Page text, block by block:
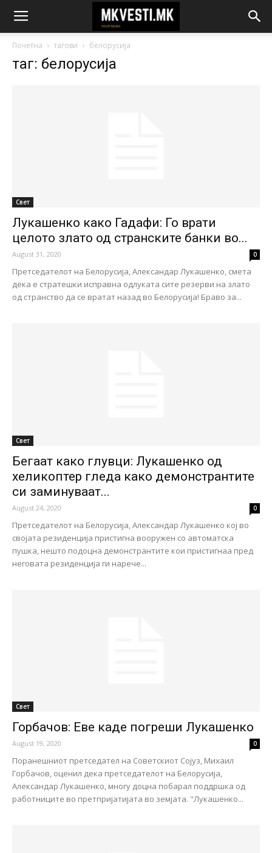
Почетна тагови белорусија
таг: белорусија
Свет
Лукашенко како Гадафи: Го врати
целото злато од странските банки во...
August 31, 2020 0
Претседателот на Белорусија, Александар Лукашенко, смета
дека е стратешки исправна одлуката сите резерви на злато
од странство да се вратат назад во Белорусија! Браво за...
Свет
Бегаат како глувци: Лукашенко од
хеликоптер гледа како демонстрантите
си заминуваат...
August 24, 2020 0
Претседателот на Белорусија, Александар Лукашенко кој во
својата резиденција пристигна вооружен со автоматска
пушка, нешто подоцна демонстрантите кои пристигнаа пред
неговата резиденција ги нарече...
Свет
Горбачов: Еве каде погреши Лукашенко
August 19, 2020 0
Поранешниот претседател на Советскиот Сојуз, Михаил
Горбачов, оценил дека претседателот на Белорусија,
Александар Лукашенко, многу доцна побарал поддршка од
работниците во претпријатијата во земјата. "Лукашенко...